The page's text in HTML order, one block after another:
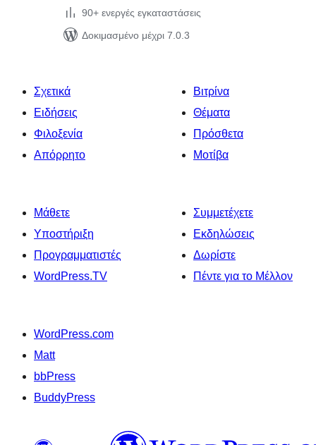
90+ ενεργές εγκαταστάσεις
Δοκιμασμένο μέχρι 7.0.3
Σχετικά
Ειδήσεις
Φιλοξενία
Απόρρητο
Βιτρίνα
Θέματα
Πρόσθετα
Μοτίβα
Μάθετε
Υποστήριξη
Προγραμματιστές
WordPress.TV
Συμμετέχετε
Εκδηλώσεις
Δωρίστε
Πέντε για το Μέλλον
WordPress.com
Matt
bbPress
BuddyPress